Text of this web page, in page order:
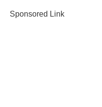
Sponsored Link